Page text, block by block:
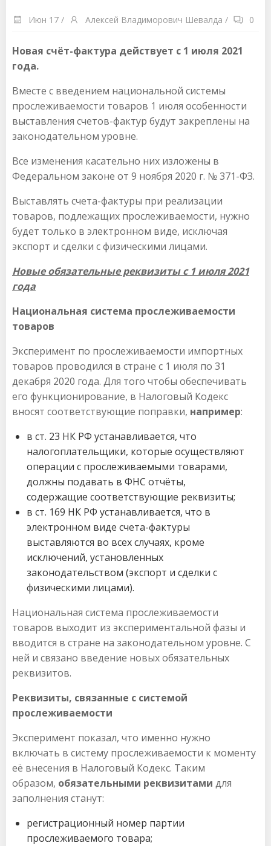
Июн 17 / Алексей Владиморович Шевалда / 0
Новая счёт-фактура действует с 1 июля 2021
года.
Вместе с введением национальной системы
прослеживаемости товаров 1 июля особенности
выставления счетов-фактур будут закреплены на
законодательном уровне.
Все изменения касательно них изложены в
Федеральном законе от 9 ноября 2020 г. № 371-ФЗ.
Выставлять счета-фактуры при реализации
товаров, подлежащих прослеживаемости, нужно
будет только в электронном виде, исключая
экспорт и сделки с физическими лицами.
Новые обязательные реквизиты с 1 июля 2021
года
Национальная система прослеживаемости
товаров
Эксперимент по прослеживаемости импортных
товаров проводился в стране с 1 июля по 31
декабря 2020 года. Для того чтобы обеспечивать
его функционирование, в Налоговый Кодекс
вносят соответствующие поправки, например:
в ст. 23 НК РФ устанавливается, что
налогоплательщики, которые осуществляют
операции с прослеживаемыми товарами,
должны подавать в ФНС отчёты,
содержащие соответствующие реквизиты;
в ст. 169 НК РФ устанавливается, что в
электронном виде счета-фактуры
выставляются во всех случаях, кроме
исключений, установленных
законодательством (экспорт и сделки с
физическими лицами).
Национальная система прослеживаемости
товаров выходит из экспериментальной фазы и
вводится в стране на законодательном уровне. С
ней и связано введение новых обязательных
реквизитов.
Реквизиты, связанные с системой
прослеживаемости
Эксперимент показал, что именно нужно
включать в систему прослеживаемости к моменту
её внесения в Налоговый Кодекс. Таким
образом, обязательными реквизитами для
заполнения станут:
регистрационный номер партии
прослеживаемого товара;